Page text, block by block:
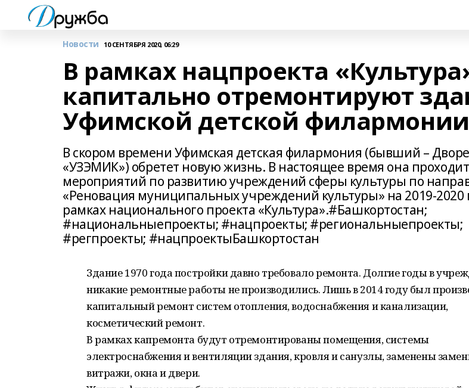
Новости 10 СЕНТЯБРЯ 2020, 06:29
В рамках нацпроекта
капитально отремонтируют
Уфимской детской филармонии
В скором времени Уфимская детская филармония (бывший –
«УЗЭМИК») обретет новую жизнь. В настоящее время она
мероприятий по развитию учреждений сферы культуры по
«Реновация муниципальных учреждений культуры» на 2019-2020
рамках национального проекта «Культура».#Башкортостан;
#национальныепроекты; #нацпроекты; #региональныепроекты;
#регпроекты; #нацпроектыБашкортостан
Здание 1970 года постройки давно требовало ремонта. Долгие годы в
никакие ремонтные работы не производились. Лишь в 2014 году был
капитальный ремонт систем отопления, водоснабжения и канализации,
косметический ремонт.
В рамках капремонта будут отремонтированы помещения, системы
электроснабжения и вентиляции здания, кровля и санузлы, заменены
витражи, окна и двери.